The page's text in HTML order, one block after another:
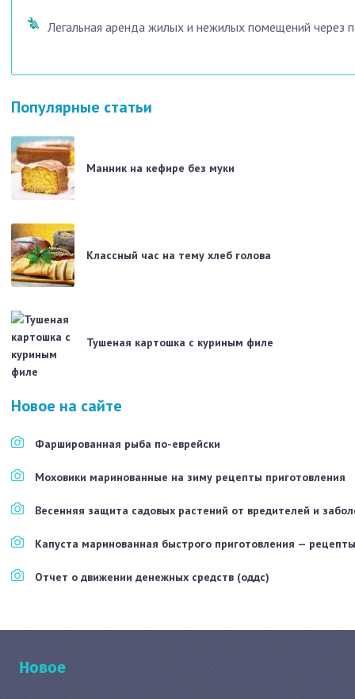
Легальная аренда жилых и нежилых помещений через
Популярные статьи
Манник на кефире без муки
Классный час на тему хлеб голова
Тушеная картошка с куриным филе
Новое на сайте
Фаршированная рыба по-еврейски
Моховики маринованные на зиму рецепты приготовления
Весенняя защита садовых растений от вредителей и
Капуста маринованная быстрого приготовления —
Отчет о движении денежных средств (оддс)
Новое